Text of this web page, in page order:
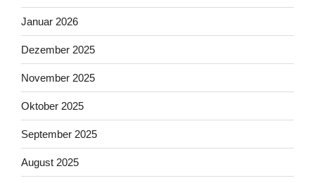
Januar 2026
Dezember 2025
November 2025
Oktober 2025
September 2025
August 2025